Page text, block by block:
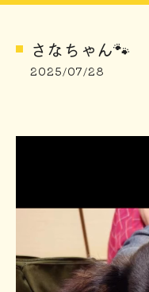
さなちゃん🐾
2025/07/28